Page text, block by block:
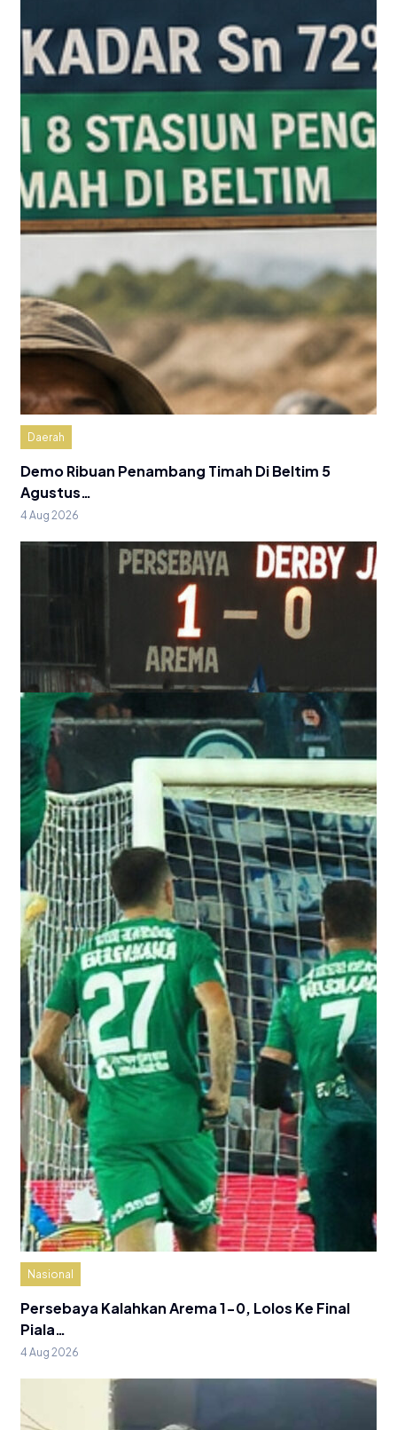
Daerah
Demo Ribuan Penambang Timah Di Beltim 5
Agustus…
4 Aug 2026
Nasional
Persebaya Kalahkan Arema 1-0, Lolos Ke Final
Piala…
4 Aug 2026